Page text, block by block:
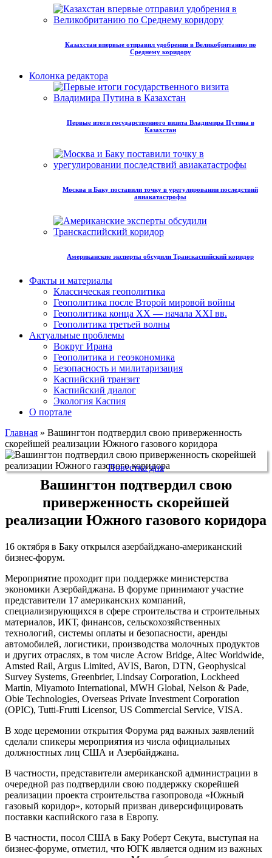
Казахстан впервые отправил удобрения в Великобританию по
Среднему коридору
Колонка редактора
Первые итоги государственного визита Владимира Путина в
Казахстан
Москва и Баку поставили точку в урегулировании последствий
авиакатастрофы
Американские эксперты обсудили Транскаспийский коридор
Факты и материалы
Классическая геополитика
Геополитика после Второй мировой войны
Геополитика конца XX — начала XXI вв.
Геополитика третьей волны
Актуальные проблемы
Вокруг Ирана
Геополитика и геоэкономика
Безопасность и милитаризация
Каспийский транзит
Каспийский диалог
Экология Каспия
О портале
Главная » Вашингтон подтвердил свою приверженность
скорейшей реализации Южного газового коридора
Повестка дня
Вашингтон подтвердил свою
приверженность скорейшей
реализации Южного газового коридора
16 октября в Баку открылся азербайджано-американский
бизнес-форум.
Мероприятие проходит при поддержке министерства
экономики Азербайджана. В форуме принимают участие
представители 17 американских компаний,
специализирующихся в сфере строительства и строительных
материалов, ИКТ, финансов, сельскохозяйственных
технологий, системы оплаты и безопасности, аренды
автомобилей, логистики, производства молочных продуктов
и других отраслях, в том числе Acrow Bridge, Altec Worldwide,
Amsted Rail, Argus Limited, AVIS, Baron, DTN, Geophysical
Survey Systems, Greenbrier, Lindsay Corporation, Lockheed
Martin, Miyamoto International, MWH Global, Nelson & Pade,
Obie Technologies, Overseas Private Investment Corporation
(OPIC), Tutti-Frutti Licensor, US Commercial Service, VISA.
В ходе церемонии открытия Форума ряд важных заявлений
сделали спикеры мероприятия из числа официальных
должностных лиц США и Азербайджана.
В частности, представители американской администрации в
очередной раз подтвердили свою поддержку скорейшей
реализации проекта строительства газопровода «Южный
газовый коридор», который призван диверсифицировать
поставки каспийского газа в Европу.
В частности, посол США в Баку Роберт Секута, выступая на
бизнес-форуме, отметил, что ЮГК является одним из важных